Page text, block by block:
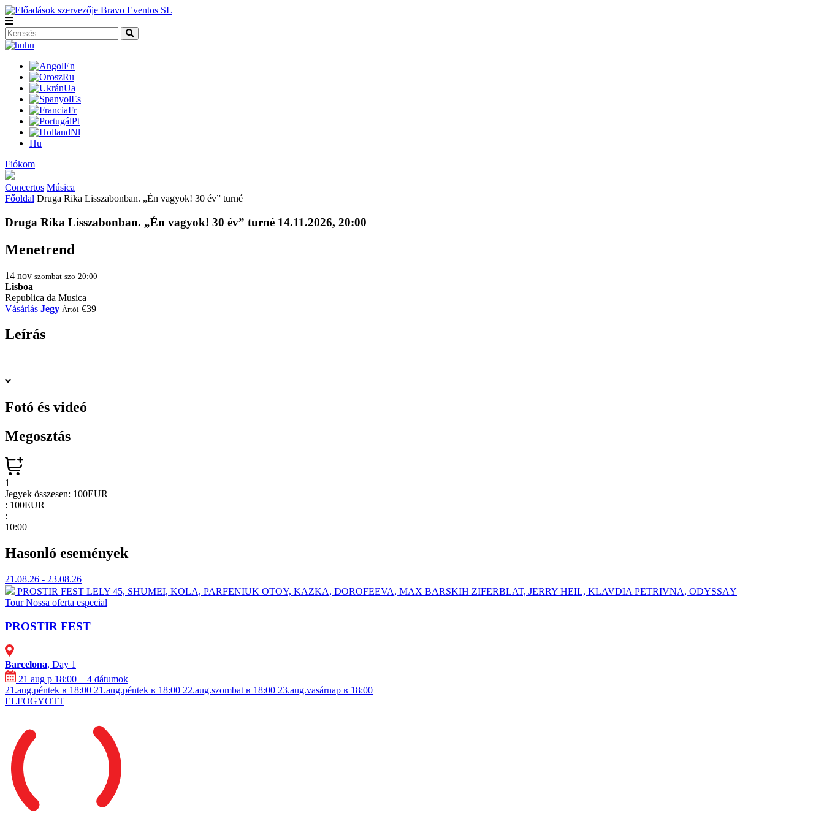
hu
En
Ru
Ua
Es
Fr
Pt
Nl
Hu
Fiókom
Concertos Música
Főoldal Druga Rika Lisszabonban. „Én vagyok! 30 év” turné
Druga Rika Lisszabonban. „Én vagyok! 30 év” turné 14.11.2026, 20:00
Menetrend
14 nov szombat szo 20:00
Lisboa
Republica da Musica
Vásárlás Jegy Ártól €39
Leírás
Fotó és videó
Megosztás
1
Jegyek összesen: 100EUR
: 100EUR
:
10:00
Hasonló események
21.08.26 - 23.08.26
PROSTIR FEST ⁠LELY 45, ⁠SHUMEI,⁠ ⁠KOLA, ⁠⁠PARFENIUK OTOY, KAZKA, DOROFEEVA, MAX BARSKIH ⁠ZIFERBLAT, ⁠JERRY HEIL, ⁠⁠KLAVDIA PETRIVNA, ⁠ODYSSАY
Tour Nossa oferta especial
PROSTIR FEST
Barcelona, Day 1
21 aug p 18:00 + 4 dátumok
21.aug.péntek в 18:00 21.aug.péntek в 18:00 22.aug.szombat в 18:00 23.aug.vasárnap в 18:00
ELFOGYOTT